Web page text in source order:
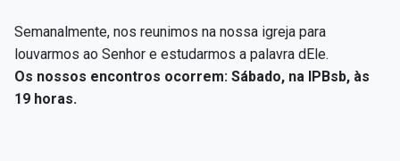
Semanalmente, nos reunimos na nossa igreja para
louvarmos ao Senhor e estudarmos a palavra dEle.
Os nossos encontros ocorrem: Sábado, na IPBsb, às
19 horas.